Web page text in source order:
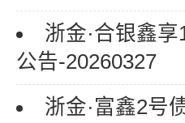
浙金·合银鑫
公告-20260327
浙金·富鑫2号